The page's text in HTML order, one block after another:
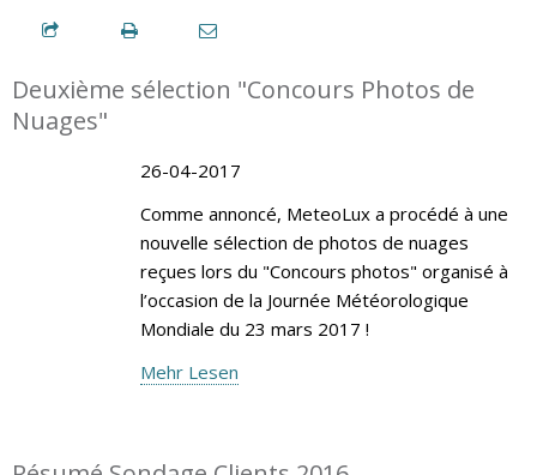
Deuxième sélection "Concours Photos de
Nuages"
26-04-2017
Comme annoncé, MeteoLux a procédé à une
nouvelle sélection de photos de nuages
reçues lors du "Concours photos" organisé à
l’occasion de la Journée Météorologique
Mondiale du 23 mars 2017 !
Mehr Lesen